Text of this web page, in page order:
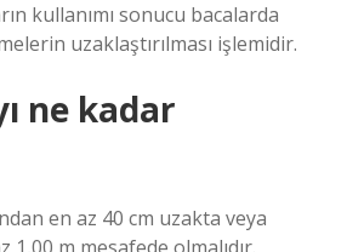
kullanımı sonucu bacalarda
uzaklaştırılması işlemidir.
ne kadar
en az 40 cm uzakta veya